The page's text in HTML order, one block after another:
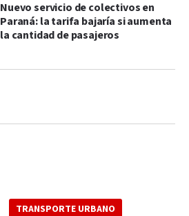
Nuevo servicio de colectivos en
Paraná: la tarifa bajaría si aumenta
la cantidad de pasajeros
TRANSPORTE URBANO